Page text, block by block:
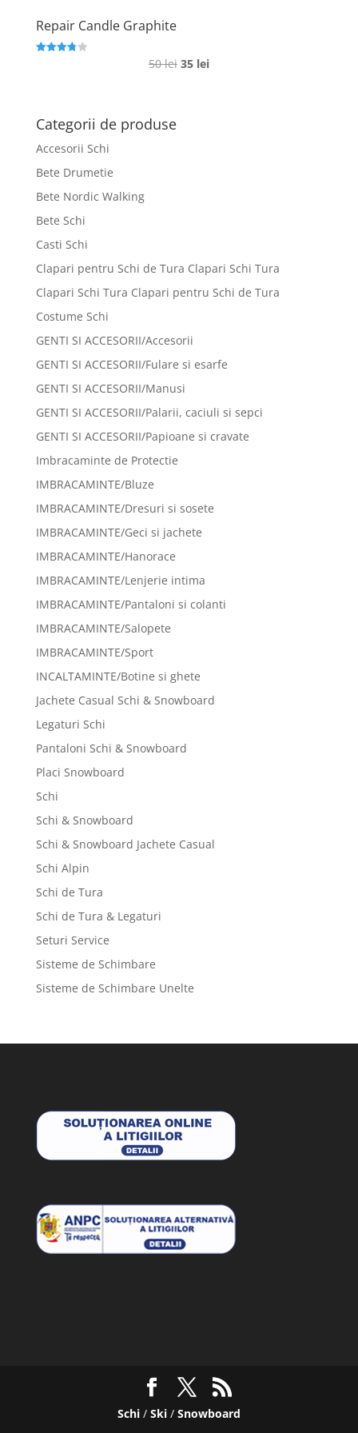
Repair Candle Graphite
50lei Prețul
35 leiPrețul
Categorii de produse
Accesorii Schi
Bete Drumetie
Bete Nordic Walking
Bete Schi
Casti Schi
Clapari pentru Schi de Tura Clapari Schi Tura
Clapari Schi Tura Clapari pentru Schi de Tura
Costume Schi
GENTI SI ACCESORII/Accesorii
GENTI SI ACCESORII/Fulare si esarfe
GENTI SI ACCESORII/Manusi
GENTI SI ACCESORII/Palarii, caciuli si sepci
GENTI SI ACCESORII/Papioane si cravate
Imbracaminte de Protectie
IMBRACAMINTE/Bluze
IMBRACAMINTE/Dresuri si sosete
IMBRACAMINTE/Geci si jachete
IMBRACAMINTE/Hanorace
IMBRACAMINTE/Lenjerie intima
IMBRACAMINTE/Pantaloni si colanti
IMBRACAMINTE/Salopete
IMBRACAMINTE/Sport
INCALTAMINTE/Botine si ghete
Jachete Casual Schi & Snowboard
Legaturi Schi
Pantaloni Schi & Snowboard
Placi Snowboard
Schi
Schi & Snowboard
Schi & Snowboard Jachete Casual
Schi Alpin
Schi de Tura
Schi de Tura & Legaturi
Seturi Service
Sisteme de Schimbare
Sisteme de Schimbare Unelte
Schi/ Ski/ Snowboard